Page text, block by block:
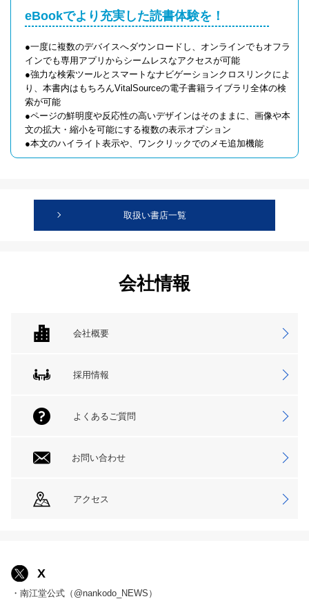
eBookでより充実した読書体験を！
●一度に複数のデバイスへダウンロードし、オンラインでもオフラ
インでも専用アプリからシームレスなアクセスが可能
●強力な検索ツールとスマートなナビゲーションクロスリンクによ
り、本書内はもちろんVitalSourceの電子書籍ライブラリ全体の検
索が可能
●ページの鮮明度や反応性の高いデザインはそのままに、画像や本
文の拡大・縮小を可能にする複数の表示オプション
●本文のハイライト表示や、ワンクリックでのメモ追加機能
取扱い書店一覧
会社情報
会社概要
採用情報
よくあるご質問
お問い合わせ
アクセス
X
・南江堂公式（@nankodo_NEWS）